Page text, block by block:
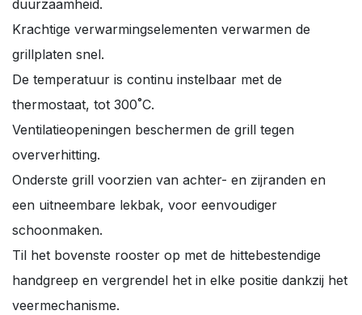
duurzaamheid.
Krachtige verwarmingselementen verwarmen de
grillplaten snel.
De temperatuur is continu instelbaar met de
thermostaat, tot 300˚C.
Ventilatieopeningen beschermen de grill tegen
oververhitting.
Onderste grill voorzien van achter- en zijranden en
een uitneembare lekbak, voor eenvoudiger
schoonmaken.
Til het bovenste rooster op met de hittebestendige
handgreep en vergrendel het in elke positie dankzij het
veermechanisme.